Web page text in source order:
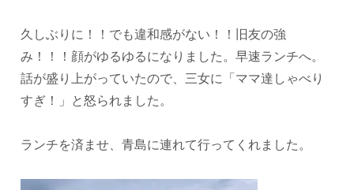
久しぶりに！！でも違和感がない！！旧友の強
み！！！顔がゆるゆるになりました。早速ランチへ。
話が盛り上がっていたので、三女に「ママ達しゃべり
すぎ！」と怒られました。
ランチを済ませ、青島に連れて行ってくれました。